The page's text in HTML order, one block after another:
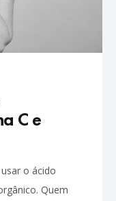
C e
o ácido
Quem